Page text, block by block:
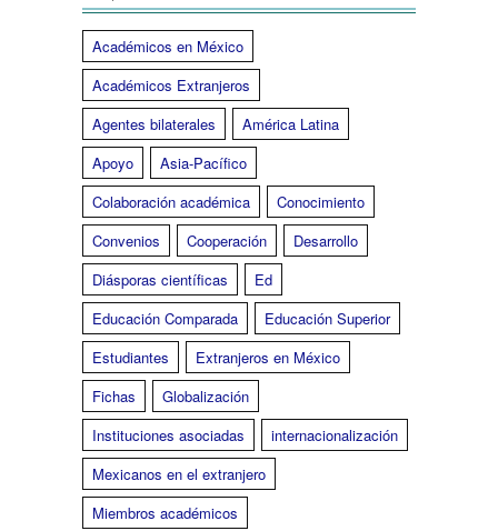
Académicos en México
Académicos Extranjeros
Agentes bilaterales
América Latina
Apoyo
Asia-Pacífico
Colaboración académica
Conocimiento
Convenios
Cooperación
Desarrollo
Diásporas científicas
Ed
Educación Comparada
Educación Superior
Estudiantes
Extranjeros en México
Fichas
Globalización
Instituciones asociadas
internacionalización
Mexicanos en el extranjero
Miembros académicos